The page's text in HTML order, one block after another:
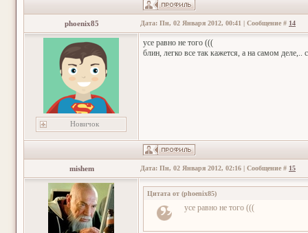
phoenix85 Дата: Пн, 02 Января 2012, 00:41 | Сообщение # 14
Новичок
усе равно не того (((
блин, легко все так кажется, а на самом
mishem Дата: Пн, 02 Января 2012, 02:16 | Сообщение # 15
Цитата от (phoenix85)
усе равно не того (((